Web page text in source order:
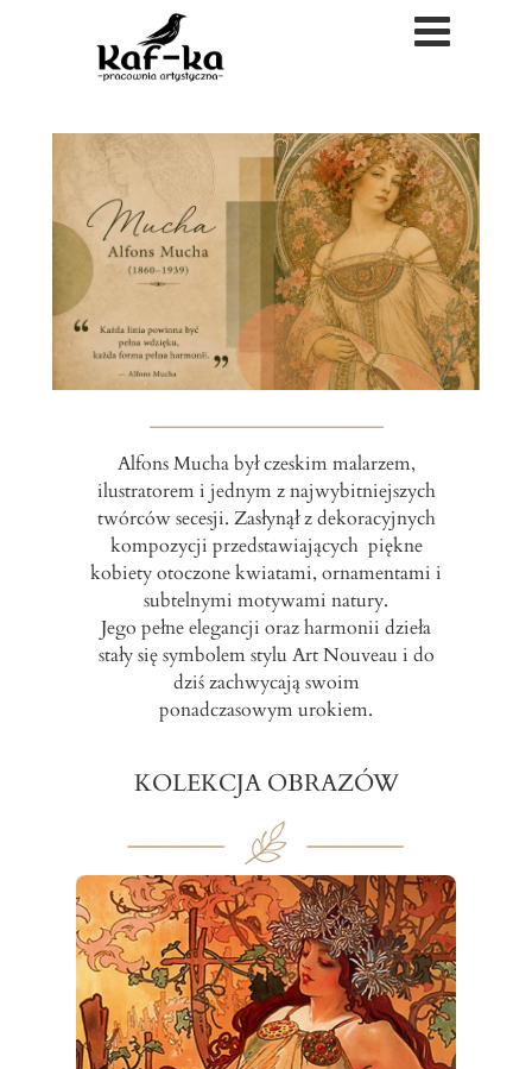
Alfons Mucha był czeskim malarzem,
ilustratorem i jednym z najwybitniejszych
twórców secesji. Zasłynął z dekoracyjnych
kompozycji przedstawiających piękne
kobiety otoczone kwiatami, ornamentami i
subtelnymi motywami natury.
Jego pełne elegancji oraz harmonii dzieła
stały się symbolem stylu Art Nouveau i do
dziś zachwycają swoim
ponadczasowym urokiem.
KOLEKCJA OBRAZÓW